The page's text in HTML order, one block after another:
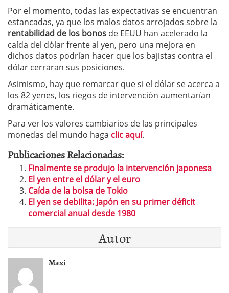
Por el momento, todas las expectativas se encuentran
estancadas, ya que los malos datos arrojados sobre la
rentabilidad de los bonos de EEUU han acelerado la
caída del dólar frente al yen, pero una mejora en
dichos datos podrían hacer que los bajistas contra el
dólar cerraran sus posiciones.
Asimismo, hay que remarcar que si el dólar se acerca a
los 82 yenes, los riegos de intervención aumentarían
dramáticamente.
Para ver los valores cambiarios de las principales
monedas del mundo haga clic aquí.
Publicaciones Relacionadas:
Finalmente se produjo la intervención japonesa
El yen entre el dólar y el euro
Caída de la bolsa de Tokio
El yen se debilita: Japón en su primer déficit
comercial anual desde 1980
Autor
Maxi